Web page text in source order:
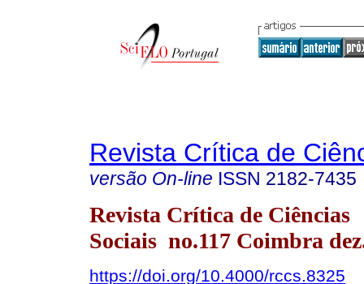
Revista Crítica de
versão On-line ISSN 2182-7435
Revista Crítica de Ciências
Sociais no.117 Coimbra
https://doi.org/10.4000/rccs.8325